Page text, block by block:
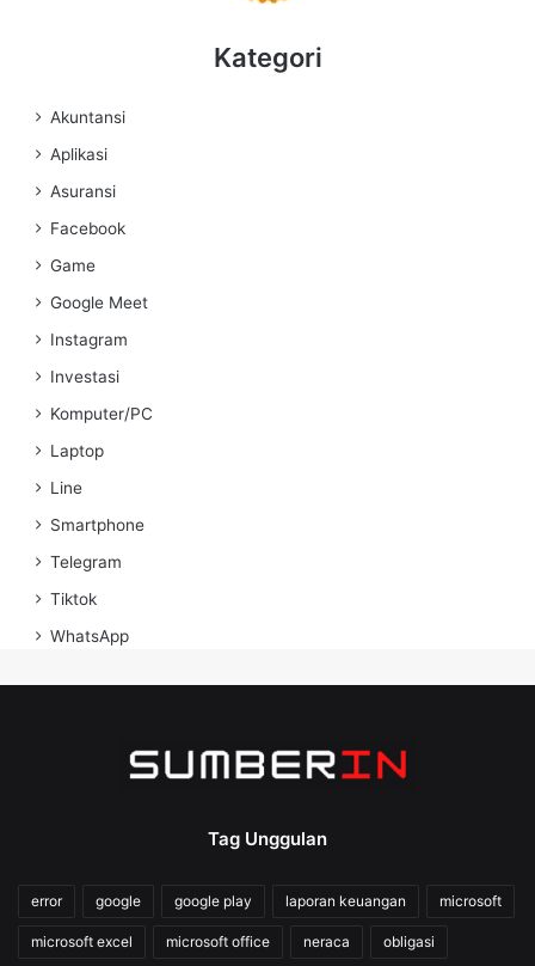
Kategori
Akuntansi
Aplikasi
Asuransi
Facebook
Game
Google Meet
Instagram
Investasi
Komputer/PC
Laptop
Line
Smartphone
Telegram
Tiktok
WhatsApp
Tag Unggulan
error google google play laporan keuangan microsoft
microsoft excel microsoft office neraca obligasi